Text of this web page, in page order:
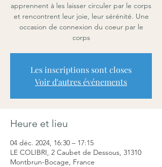
apprennent à les laisser circuler par le corps
et rencontrent leur joie, leur sérénité. Une
occasion de connexion du coeur par le
corps
Les inscriptions sont closes
Voir d'autres événements
Heure et lieu
04 déc. 2024, 16:30 – 17:15
LE COLIBRI, 2 Caubet de Dessous, 31310
Montbrun-Bocage, France